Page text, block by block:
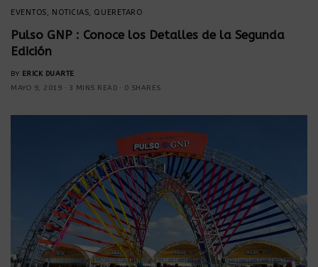
EVENTOS, NOTICIAS, QUERETARO
Pulso GNP : Conoce los Detalles de la Segunda
Edición
BY ERICK DUARTE
MAYO 9, 2019
3 MINS READ 0 SHARES